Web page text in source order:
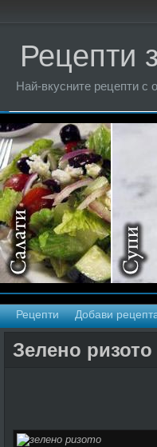
Рецепти
Най-вкусните рецепти с
Рецепти Добави
Зелено ризото